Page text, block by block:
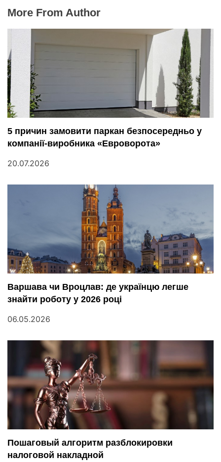
More From Author
5 причин замовити паркан безпосередньо у
компанії-виробника «Евроворота»
20.07.2026
Варшава чи Вроцлав: де українцю легше
знайти роботу у 2026 році
06.05.2026
Пошаговый алгоритм разблокировки
налоговой накладной